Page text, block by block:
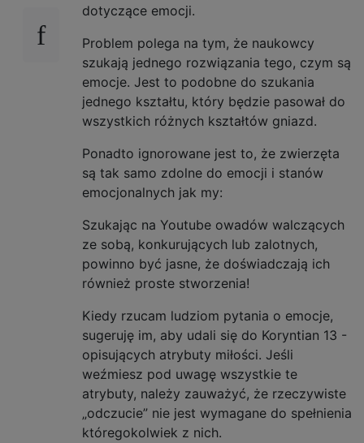
dotyczące emocji.
Problem polega na tym, że naukowcy
szukają jednego rozwiązania tego, czym są
emocje. Jest to podobne do szukania
jednego kształtu, który będzie pasował do
wszystkich różnych kształtów gniazd.
Ponadto ignorowane jest to, że zwierzęta
są tak samo zdolne do emocji i stanów
emocjonalnych jak my:
Szukając na Youtube owadów walczących
ze sobą, konkurujących lub zalotnych,
powinno być jasne, że doświadczają ich
również proste stworzenia!
Kiedy rzucam ludziom pytania o emocje,
sugeruję im, aby udali się do Koryntian 13 -
opisujących atrybuty miłości. Jeśli
weźmiesz pod uwagę wszystkie te
atrybuty, należy zauważyć, że rzeczywiste
„odczucie” nie jest wymagane do spełnienia
któregokolwiek z nich.